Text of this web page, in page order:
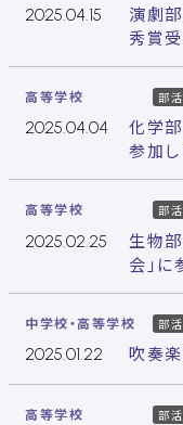
2025.04.15
演劇
秀賞
高等学校 部
2025.04.04
化学
参加
高等学校 部
2025.02.25
生物
会」に
中学校・高等学校 部
2025.01.22 吹奏
高等学校 部